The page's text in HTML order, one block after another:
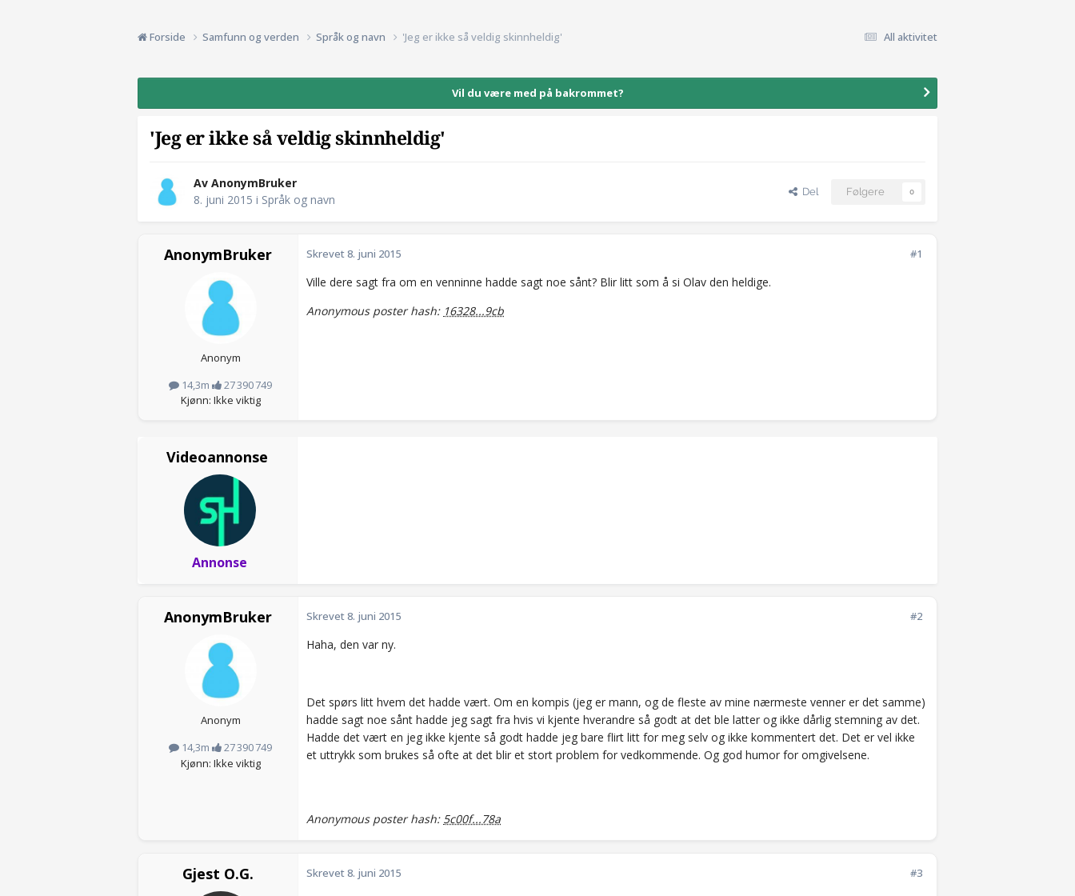
All aktivitet
Forside Samfunn og verden Språk og navn 'Jeg er ikke så veldig skinnheldig'
Vil du være med på bakrommet?
'Jeg er ikke så veldig skinnheldig'
Av AnonymBruker
8. juni 2015 i Språk og navn
Del Følgere 0
AnonymBruker
Anonym
14,3m
27 390 749
Kjønn: Ikke viktig
#1
Skrevet8. juni 2015
Ville dere sagt fra om en venninne hadde sagt noe sånt? Blir litt som å si Olav den heldige.
Anonymous poster hash: 16328...9cb
Videoannonse
Annonse
AnonymBruker
Anonym
14,3m
27 390 749
Kjønn: Ikke viktig
#2
Skrevet8. juni 2015
Haha, den var ny.
Det spørs litt hvem det hadde vært. Om en kompis (jeg er mann, og de fleste av mine nærmeste venner er det samme)
hadde sagt noe sånt hadde jeg sagt fra hvis vi kjente hverandre så godt at det ble latter og ikke dårlig stemning av det.
Hadde det vært en jeg ikke kjente så godt hadde jeg bare flirt litt for meg selv og ikke kommentert det. Det er vel ikke
et uttrykk som brukes så ofte at det blir et stort problem for vedkommende. Og god humor for omgivelsene.
Anonymous poster hash: 5c00f...78a
Gjest O.G. #3
Skrevet8. juni 2015